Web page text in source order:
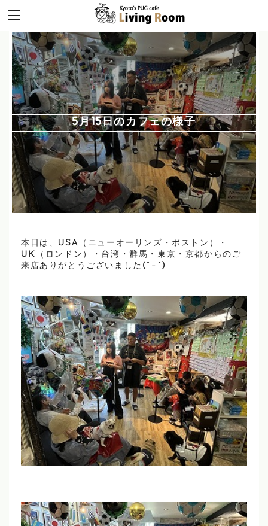
5月15日のカフェの様子
本日は、USA（ニューオーリンズ・ボストン）・
UK（ロンドン）・台湾・群馬・東京・京都からのご
来店ありがとうございました(^-^)